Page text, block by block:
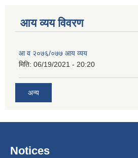
आय व्यय विवरण
आ व २०७६/०७७ आय व्यय
मिति: 06/19/2021 - 20:20
अन्य
Notices